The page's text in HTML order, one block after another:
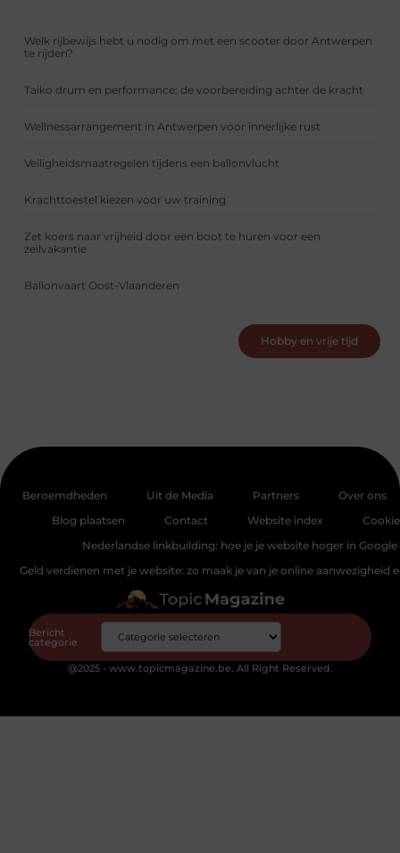
Welk rijbewijs hebt u nodig om met een scooter door Antwerpen
te rijden?
Taiko drum en performance: de voorbereiding achter de kracht
Wellnessarrangement in Antwerpen voor innerlijke rust
Veiligheidsmaatregelen tijdens een ballonvlucht
Krachttoestel kiezen voor uw training
Zet koers naar vrijheid door een boot te huren voor een
zeilvakantie
Ballonvaart Oost-Vlaanderen
Hobby en vrije tijd
Beroemdheden Uit de Media Partners
Over ons
Blog plaatsen
Contact Website index
Nederlandse linkbuilding: hoe je je website hoger in
Geld verdienen met je website: zo maak je van je online aanwezigheid
Bericht
categorie
@2025 - www.topicmagazine.be. All Right Reserved.